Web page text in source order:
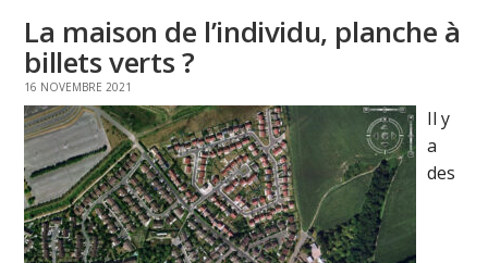
La maison de l’individu, planche à
billets verts ?
16 NOVEMBRE 2021
Il y
a
des